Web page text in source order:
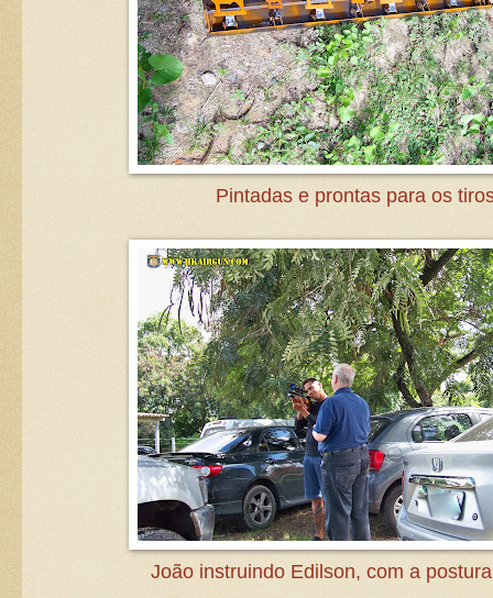
Pintadas e prontas para os
João instruindo Edilson, com a